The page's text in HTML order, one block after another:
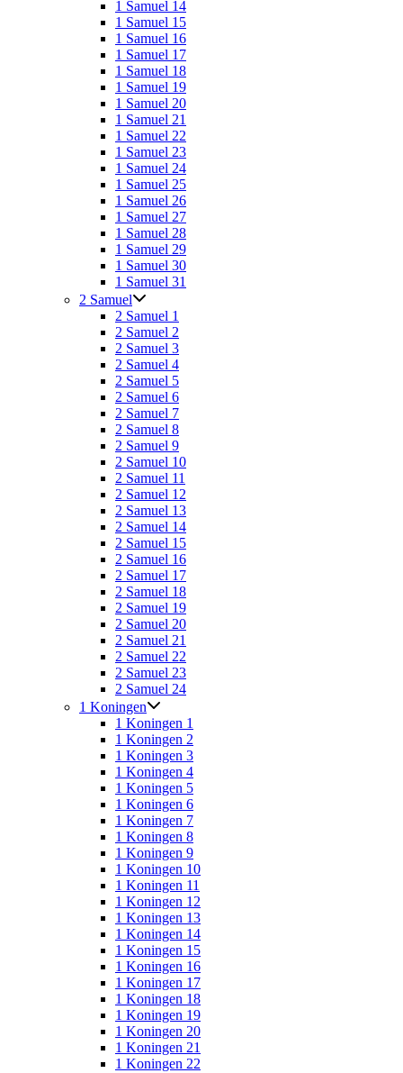
1 Samuel 14
1 Samuel 15
1 Samuel 16
1 Samuel 17
1 Samuel 18
1 Samuel 19
1 Samuel 20
1 Samuel 21
1 Samuel 22
1 Samuel 23
1 Samuel 24
1 Samuel 25
1 Samuel 26
1 Samuel 27
1 Samuel 28
1 Samuel 29
1 Samuel 30
1 Samuel 31
2 Samuel
2 Samuel 1
2 Samuel 2
2 Samuel 3
2 Samuel 4
2 Samuel 5
2 Samuel 6
2 Samuel 7
2 Samuel 8
2 Samuel 9
2 Samuel 10
2 Samuel 11
2 Samuel 12
2 Samuel 13
2 Samuel 14
2 Samuel 15
2 Samuel 16
2 Samuel 17
2 Samuel 18
2 Samuel 19
2 Samuel 20
2 Samuel 21
2 Samuel 22
2 Samuel 23
2 Samuel 24
1 Koningen
1 Koningen 1
1 Koningen 2
1 Koningen 3
1 Koningen 4
1 Koningen 5
1 Koningen 6
1 Koningen 7
1 Koningen 8
1 Koningen 9
1 Koningen 10
1 Koningen 11
1 Koningen 12
1 Koningen 13
1 Koningen 14
1 Koningen 15
1 Koningen 16
1 Koningen 17
1 Koningen 18
1 Koningen 19
1 Koningen 20
1 Koningen 21
1 Koningen 22